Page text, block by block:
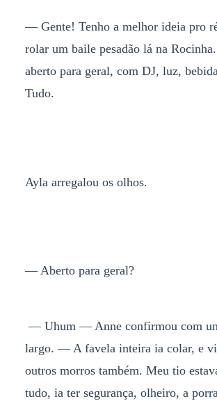
— Gente! Tenho a melhor ideia pro
rolar um baile pesadão lá na
aberto para geral, com DJ, luz,
Tudo.
Ayla arregalou os olhos.
— Aberto para geral?
— Uhum — Anne confirmou com
largo. — A favela inteira ia colar, e
outros morros também. Meu tio
tudo, ia ter segurança, olheiro, a